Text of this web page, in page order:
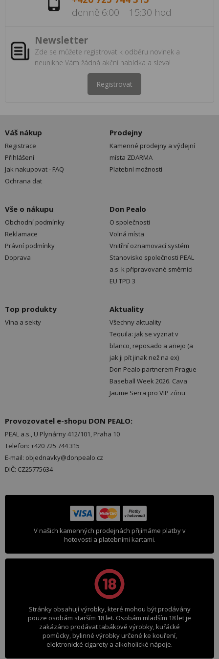
denně 6:00 – 15:30 hod
Newsletter
Zde se můžete registrovat k odběru novinek a
neunikne Vám žádná akční nabídka a sleva!
Registrovat
Váš nákup
Registrace
Přihlášení
Jak nakupovat - FAQ
Ochrana dat
Prodejny
Kamenné prodejny a výdejní
místa ZDARMA
Platební možnosti
Vše o nákupu
Obchodní podmínky
Reklamace
Právní podmínky
Doprava
Don Pealo
O společnosti
Volná místa
Vnitřní oznamovací systém
Stanovisko společnosti PEAL
a.s. k připravované směrnici
EU TPD 3
Top produkty
Vína a sekty
Aktuality
Všechny aktuality
Tequila: jak se vyznat v
blanco, reposado a añejo (a
jak ji pít jinak než na ex)
Don Pealo partnerem Prague
Baseball Week 2026. Cava
Jaume Serra pro VIP zónu
Provozovatel e-shopu DON PEALO:
PEAL a.s., U Plynárny 412/101, Praha 10
Telefon: +420 725 744 315
E-mail: objednavky@donpealo.cz
DIČ: CZ25775634
V našich kamenných prodejnách přijímáme platby v
hotovosti a platebními kartami.
Stránky obsahují výrobky, které mohou být prodávány
pouze osobám starším 18 let. Osobám mladším 18 let je
zakázáno prodávat tabákové výrobky, kuřácké
pomůcky, bylinné výrobky určené ke kouření,
elektronické cigarety a alkoholické nápoje.